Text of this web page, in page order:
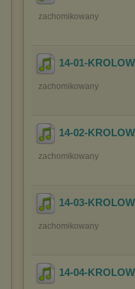
zachomikowany
14-01-
zachomikowany
14-02-
zachomikowany
14-03-
zachomikowany
14-04-